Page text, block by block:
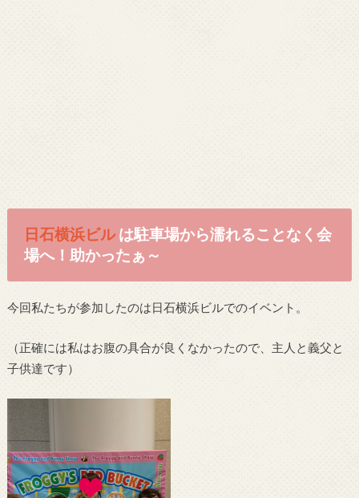
日石横浜ビルは駐車場から濡れることなく会
場へ！助かったぁ～
今回私たちが参加したのは日石横浜ビルでのイベント。
（正確には私はお腹の具合が良くなかったので、主人と義父と
子供達です）